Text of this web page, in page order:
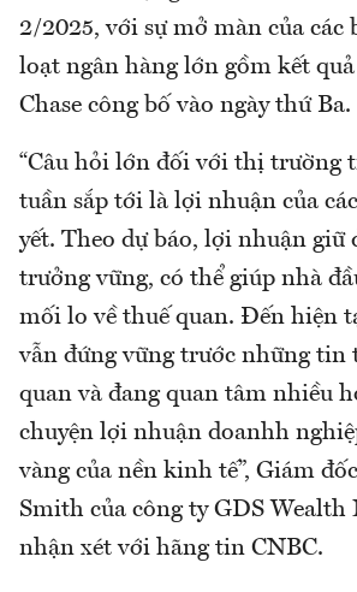
2/2025, với sự mở màn của các
loạt ngân hàng lớn gồm kết
Chase công bố vào ngày thứ Ba.
“Câu hỏi lớn đối với thị trường
tuần sắp tới là lợi nhuận của
yết. Theo dự báo, lợi nhuận giữ
trưởng vững, có thể giúp nhà
mối lo về thuế quan. Đến hiện
vẫn đứng vững trước những tin
quan và đang quan tâm nhiều
chuyện lợi nhuận doanhh
vàng của nền kinh tế”, Giám
Smith của công ty GDS Wealth
nhận xét với hãng tin CNBC.